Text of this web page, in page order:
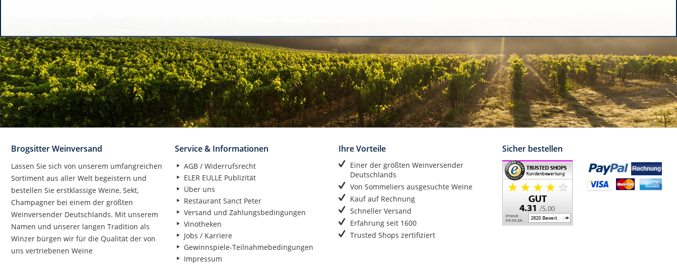
Brogsitter Weinversand
Lassen Sie sich von unserem umfangreichen
Sortiment aus aller Welt begeistern und
bestellen Sie erstklassige Weine, Sekt,
Champagner bei einem der größten
Weinversender Deutschlands. Mit unserem
Namen und unserer langen Tradition als
Winzer bürgen wir für die Qualität der von
uns vertriebenen Weine
Service & Informationen
AGB / Widerrufsrecht
ELER EULLE Publizität
Über uns
Restaurant Sanct Peter
Versand und Zahlungsbedingungen
Vinotheken
Jobs / Karriere
Gewinnspiele-Teilnahmebedingungen
Impressum
Ihre Vorteile
Einer der größten Weinversender
Deutschlands
Von Sommeliers ausgesuchte Weine
Kauf auf Rechnung
Schneller Versand
Erfahrung seit 1600
Trusted Shops zertifiziert
Sicher bestellen